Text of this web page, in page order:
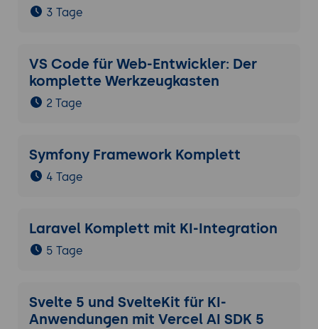
3 Tage
VS Code für Web-Entwickler: Der
komplette Werkzeugkasten
2 Tage
Symfony Framework Komplett
4 Tage
Laravel Komplett mit KI-Integration
5 Tage
Svelte 5 und SvelteKit für KI-
Anwendungen mit Vercel AI SDK 5